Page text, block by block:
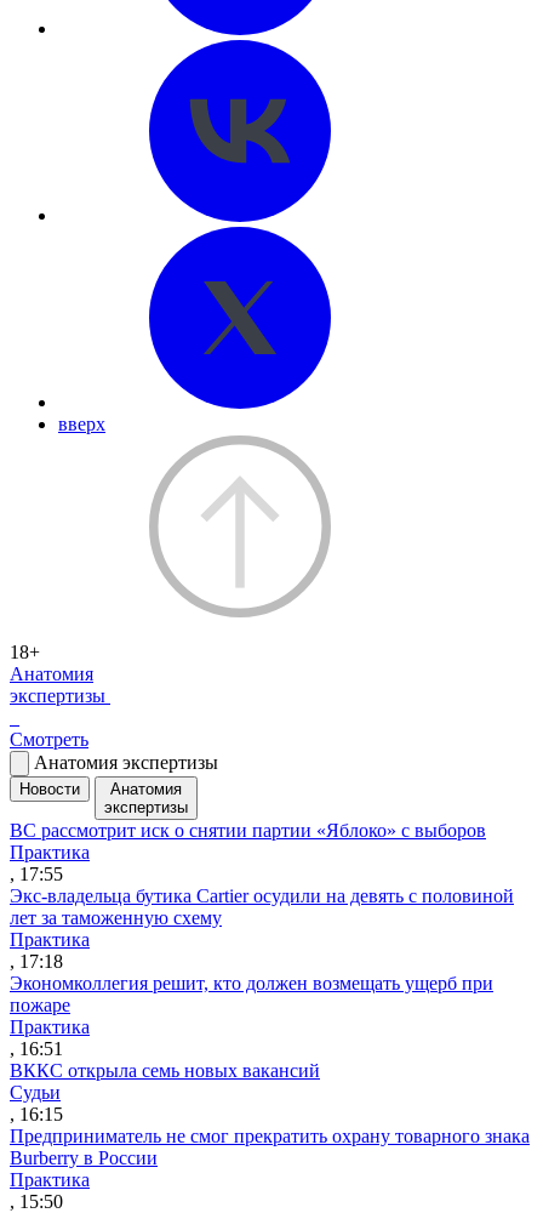
вверх
18+
Анатомия
экспертизы
Смотреть
Анатомия экспертизы
Новости
Анатомия
экспертизы
ВС рассмотрит иск о снятии партии «Яблоко» с выборов
Практика
, 17:55
Экс-владельца бутика Cartier осудили на девять с половиной
лет за таможенную схему
Практика
, 17:18
Экономколлегия решит, кто должен возмещать ущерб при
пожаре
Практика
, 16:51
ВККС открыла семь новых вакансий
Судьи
, 16:15
Предприниматель не смог прекратить охрану товарного знака
Burberry в России
Практика
, 15:50